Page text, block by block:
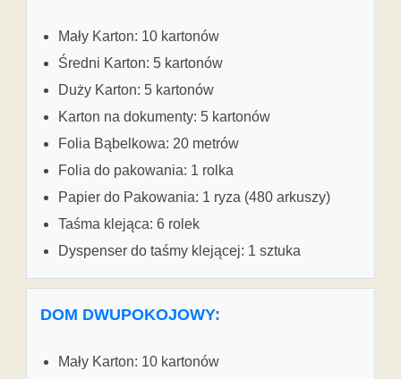
Mały Karton: 10 kartonów
Średni Karton: 5 kartonów
Duży Karton: 5 kartonów
Karton na dokumenty: 5 kartonów
Folia Bąbelkowa: 20 metrów
Folia do pakowania: 1 rolka
Papier do Pakowania: 1 ryza (480 arkuszy)
Taśma klejąca: 6 rolek
Dyspenser do taśmy klejącej: 1 sztuka
DOM DWUPOKOJOWY:
Mały Karton: 10 kartonów